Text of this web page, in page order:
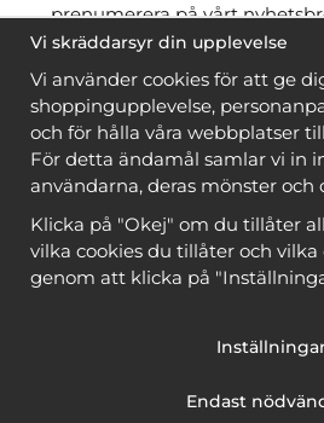
prenumerera på vårt
ner många mönstergratisoch
när du handlar garn till
ärgratis när du är
Bli medlem
Copyright © 2026, Marks
Vi skräddarsyr din upplevelse
Vi använder cookies för att ge
shoppingupplevelse,
och för hålla våra webbplatser
För detta ändamål samlar vi in
användarna, deras mönster och
Klicka på "Okej" om du tillåter
vilka cookies du tillåter och
genom att klicka på
Endast